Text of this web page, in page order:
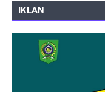
IKLAN